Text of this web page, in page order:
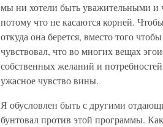
мы ни хотели быть уважительными и
потому что не касаются корней.
откуда она берется, вместо того
чувствовал, что во многих вещах
собственных желаний и
ужасное чувство вины.
Я обусловлен быть с другими
бунтовал против этой программы.